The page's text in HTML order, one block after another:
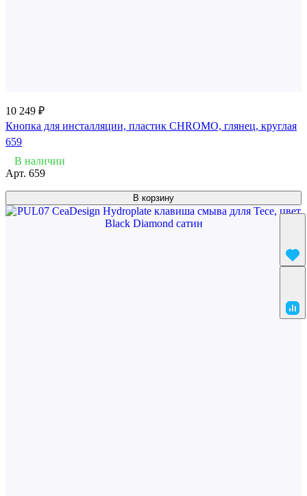
10 249 ₽
Кнопка для инсталляции, пластик CHROMO, глянец, круглая
659
В наличии
Арт. 659
В корзину